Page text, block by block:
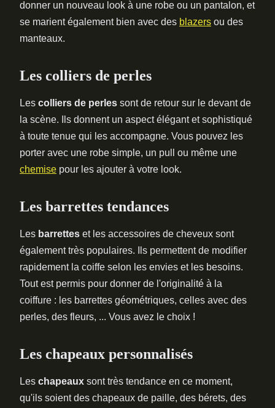
donner un nouveau look à une robe ou un pantalon, et
se marient également bien avec des blazers ou des
manteaux.
Les colliers de perles
Les colliers de perles sont de retour sur le devant de
la scène. Ils donnent un aspect élégant et sophistiqué
à toute tenue qui les accompagne. Vous pouvez les
porter avec une robe simple, un pull ou même une
chemise pour les ajouter à votre look.
Les barrettes tendances
Les barrettes et les accessoires de cheveux sont
également très populaires. Ils permettent de modifier
rapidement la coiffe selon les envies et les besoins.
Tout est permis pour donner de l'originalité à la
coiffure : les barrettes géométriques, celles avec des
perles, des fleurs, ... Vous avez le choix !
Les chapeaux personnalisés
Les chapeaux sont très tendance en ce moment,
qu'ils soient des chapeaux de paille, des bérets, des